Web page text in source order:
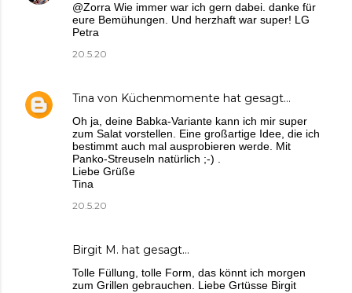
@Zorra Wie immer war ich gern dabei. danke für
eure Bemühungen. Und herzhaft war super! LG
Petra
20.5.20
Tina von Küchenmomente hat gesagt…
Oh ja, deine Babka-Variante kann ich mir super
zum Salat vorstellen. Eine großartige Idee, die ich
bestimmt auch mal ausprobieren werde. Mit
Panko-Streuseln natürlich ;-) .
Liebe Grüße
Tina
20.5.20
Birgit M. hat gesagt…
Tolle Füllung, tolle Form, das könnt ich morgen
zum Grillen gebrauchen. Liebe Grtüsse Birgit